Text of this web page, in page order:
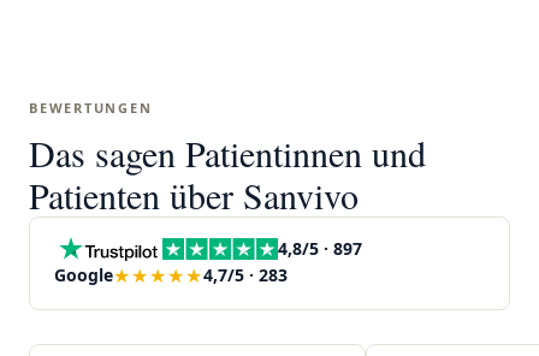
BEWERTUNGEN
Das sagen Patientinnen und
Patienten über Sanvivo
4,8/5 · 897
Google★★★★★4,7/5 · 283